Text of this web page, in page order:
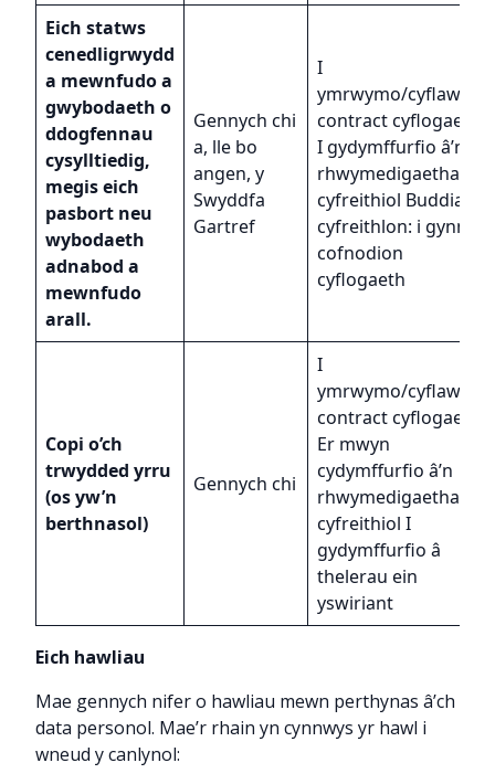
Eich statws
cenedligrwydd
a mewnfudo a
gwybodaeth o
ddogfennau
cysylltiedig,
megis eich
pasbort neu
wybodaeth
adnabod a
mewnfudo
arall.
Gennych chi
a, lle bo
angen, y
Swyddfa
Gartref
I
ymrwymo/cyflawni’r
contract cyflogaeth
I gydymffurfio â’n
rhwymedigaethau
cyfreithiol Buddiant
cyfreithlon: i gynnal
cofnodion
cyflogaeth
Copi o’ch
trwydded yrru
(os yw’n
berthnasol)
Gennych chi
I
ymrwymo/cyflawni’r
contract cyflogaeth
Er mwyn
cydymffurfio â’n
rhwymedigaethau
cyfreithiol I
gydymffurfio â
thelerau ein
yswiriant
Eich hawliau
Mae gennych nifer o hawliau mewn perthynas â’ch
data personol. Mae’r rhain yn cynnwys yr hawl i
wneud y canlynol: